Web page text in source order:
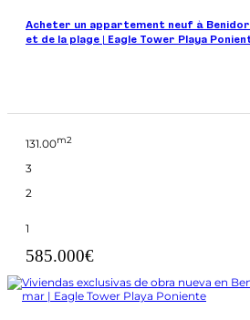
Acheter un appartement neuf à
et de la plage | Eagle Tower Playa
131.00m2
3
2
1
585.000€